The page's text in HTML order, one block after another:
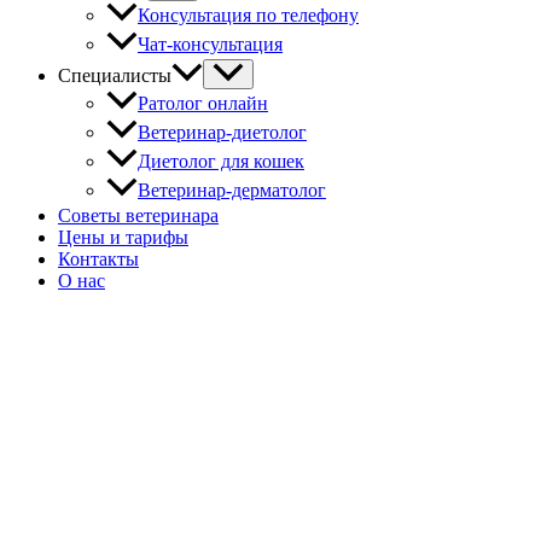
Консультация по телефону
Чат-консультация
Специалисты
Ратолог онлайн
Ветеринар-диетолог
Диетолог для кошек
Ветеринар-дерматолог
Советы ветеринара
Цены и тарифы
Контакты
О нас